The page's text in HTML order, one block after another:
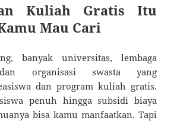
Kuliah Gratis Itu
Mau Cari
banyak universitas, lembaga
organisasi swasta yang
dan program kuliah gratis.
penuh hingga subsidi biaya
bisa kamu manfaatkan. Tapi